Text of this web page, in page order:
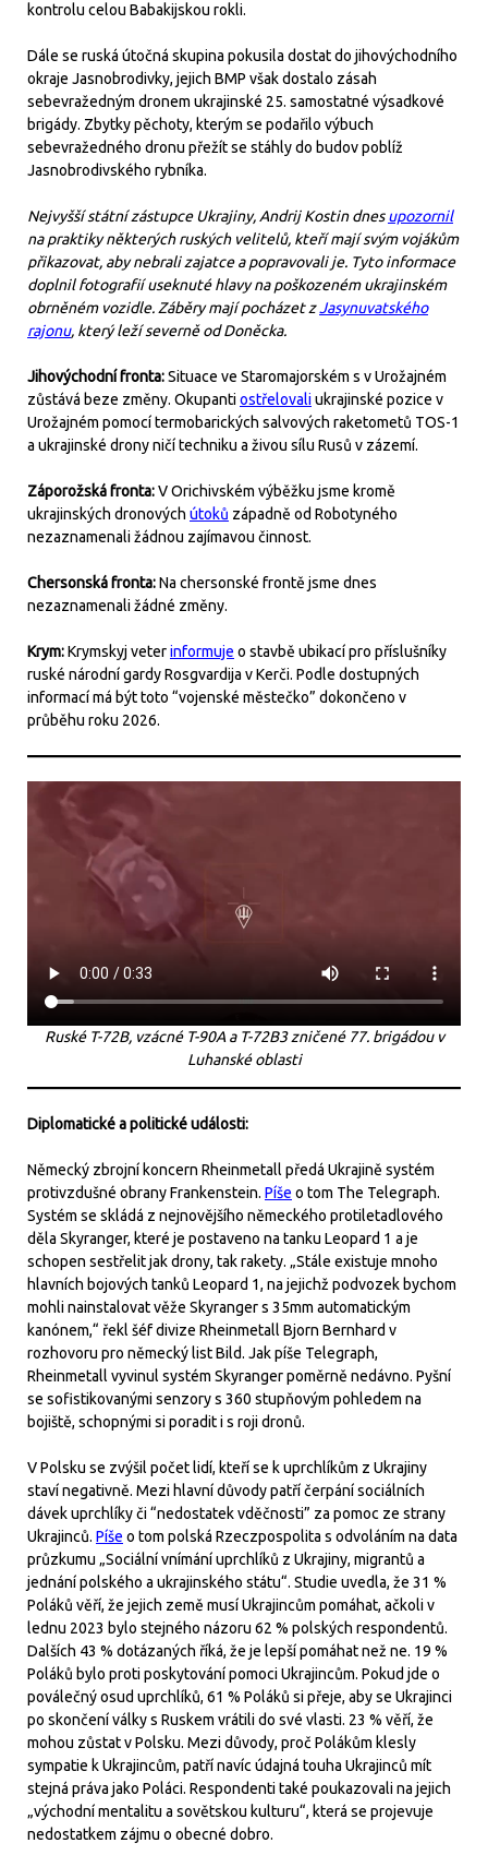
kontrolu celou Babakijskou rokli.
Dále se ruská útočná skupina pokusila dostat do jihovýchodního
okraje Jasnobrodivky, jejich BMP však dostalo zásah
sebevražedným dronem ukrajinské 25. samostatné výsadkové
brigády. Zbytky pěchoty, kterým se podařilo výbuch
sebevražedného dronu přežít se stáhly do budov poblíž
Jasnobrodivského rybníka.
Nejvyšší státní zástupce Ukrajiny, Andrij Kostin dnesupozornil
na praktiky některých ruských velitelů, kteří mají svým vojákům
přikazovat, aby nebrali zajatce a popravovali je. Tyto informace
doplnil fotografií useknuté hlavy na poškozeném ukrajinském
obrněném vozidle. Záběry mají pocházet zJasynuvatského
rajonu, který leží severně od Doněcka.
Jihovýchodní fronta:Situace ve Staromajorském s v Urožajném
zůstává beze změny. Okupantiostřelovaliukrajinské pozice v
Urožajném pomocí termobarických salvových raketometů TOS-1
a ukrajinské drony ničí techniku a živou sílu Rusů v zázemí.
Záporožská fronta:V Orichivském výběžku jsme kromě
ukrajinských dronových útoků západně od Robotyného
nezaznamenali žádnou zajímavou činnost.
Chersonská fronta:Na chersonské frontě jsme dnes
nezaznamenali žádné změny.
Krym:Krymskyj veterinformuje o stavbě ubikací pro příslušníky
ruské národní gardy Rosgvardija v Kerči. Podle dostupných
informací má být toto “vojenské městečko” dokončeno v
průběhu roku 2026.
Ruské T-72B, vzácné T-90A a T-72B3 zničené 77. brigádou v
Luhanské oblasti
Diplomatické a politické události:
Německý zbrojní koncern Rheinmetall předá Ukrajině systém
protivzdušné obrany Frankenstein. Píše o tom The Telegraph.
Systém se skládá z nejnovějšího německého protiletadlového
děla Skyranger, které je postaveno na tanku Leopard 1 a je
schopen sestřelit jak drony, tak rakety. „Stále existuje mnoho
hlavních bojových tanků Leopard 1, na jejichž podvozek bychom
mohli nainstalovat věže Skyranger s 35mm automatickým
kanónem,“ řekl šéf divize Rheinmetall Bjorn Bernhard v
rozhovoru pro německý list Bild. Jak píše Telegraph,
Rheinmetall vyvinul systém Skyranger poměrně nedávno. Pyšní
se sofistikovanými senzory s 360 stupňovým pohledem na
bojiště, schopnými si poradit i s roji dronů.
V Polsku se zvýšil počet lidí, kteří se k uprchlíkům z Ukrajiny
staví negativně. Mezi hlavní důvody patří čerpání sociálních
dávek uprchlíky či “nedostatek vděčnosti” za pomoc ze strany
Ukrajinců. Píše o tom polská Rzeczpospolita s odvoláním na data
průzkumu „Sociální vnímání uprchlíků z Ukrajiny, migrantů a
jednání polského a ukrajinského státu“. Studie uvedla, že 31 %
Poláků věří, že jejich země musí Ukrajincům pomáhat, ačkoli v
lednu 2023 bylo stejného názoru 62 % polských respondentů.
Dalších 43 % dotázaných říká, že je lepší pomáhat než ne. 19 %
Poláků bylo proti poskytování pomoci Ukrajincům. Pokud jde o
poválečný osud uprchlíků, 61 % Poláků si přeje, aby se Ukrajinci
po skončení války s Ruskem vrátili do své vlasti. 23 % věří, že
mohou zůstat v Polsku. Mezi důvody, proč Polákům klesly
sympatie k Ukrajincům, patří navíc údajná touha Ukrajinců mít
stejná práva jako Poláci. Respondenti také poukazovali na jejich
„východní mentalitu a sovětskou kulturu“, která se projevuje
nedostatkem zájmu o obecné dobro.